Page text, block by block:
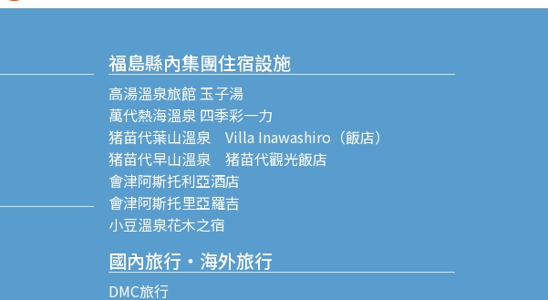
福島縣內集團住宿設施
高湯溫泉旅館 玉子湯
萬代熱海溫泉 四季彩一力
猪苗代葉山溫泉 Villa Inawashiro（飯店）
猪苗代早山溫泉 猪苗代觀光飯店
會津阿斯托利亞酒店
會津阿斯托里亞羅吉
小豆溫泉花木之宿
國內旅行・海外旅行
DMC旅行